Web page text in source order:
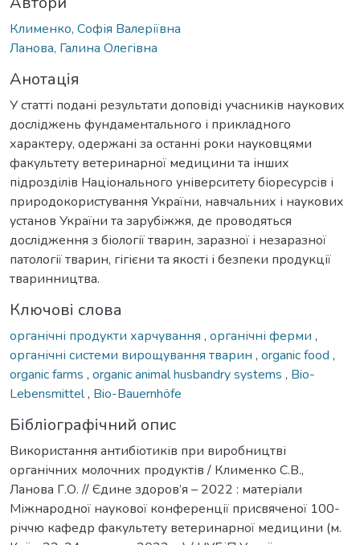
Клименко, Софія Валеріївна
Ланова, Галина Олегівна
Анотація
У статті подані результати доповіді учасників наукових
досліджень фундаментального і прикладного
характеру, одержані за останні роки науковцями
факультету ветеринарної медицини та інших
підрозділів Національного університету біоресурсів і
природокористування України, навчальних і наукових
установ України та зарубіжжя, де проводяться
дослідження з біології тварин, заразної і незаразної
патології тварин, гігієни та якості і безпеки продукції
тваринництва.
Ключові слова
органічні продукти харчування , органічні ферми ,
органічні системи вирощування тварин , organic food ,
organic farms , organic animal husbandry systems , Bio-
Lebensmittel, Bio-Bauernhöfe
Бібліографічний опис
Використання антибіотиків при виробництві
органічних молочних продуктів / Клименко С.В.,
Ланова Г.О. // Єдине здоров’я – 2022 : матеріали
Міжнародної наукової конференції присвяченої 100-
річчю кафедр факультету ветеринарної медицини (м.